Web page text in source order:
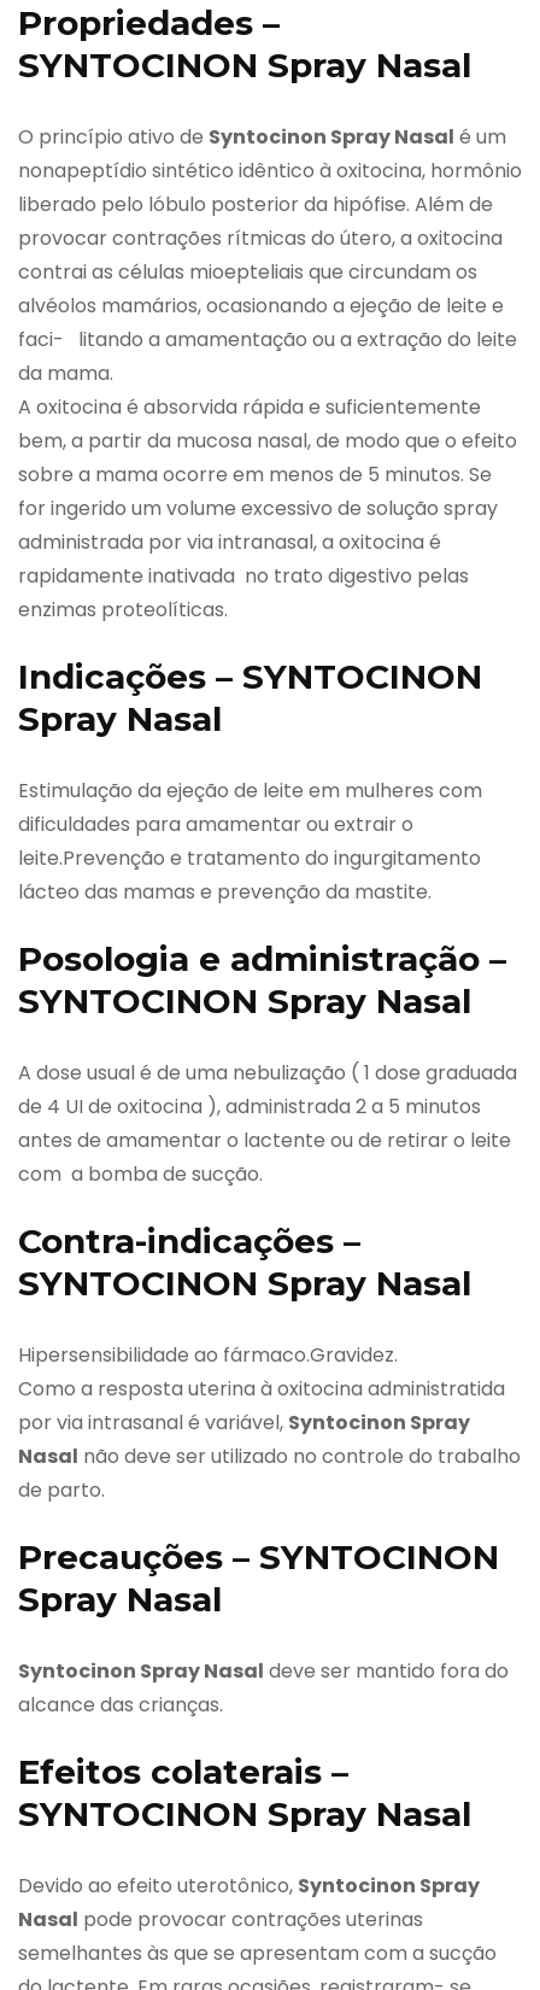
Propriedades –
SYNTOCINON Spray Nasal
O princípio ativo de Syntocinon Spray Nasal é um
nonapeptídio sintético idêntico à oxitocina, hormônio
liberado pelo lóbulo posterior da hipófise. Além de
provocar contrações rítmicas do útero, a oxitocina
contrai as células mioepteliais que circundam os
alvéolos mamários, ocasionando a ejeção de leite e
faci- litando a amamentação ou a extração do leite
da mama.
A oxitocina é absorvida rápida e suficientemente
bem, a partir da mucosa nasal, de modo que o efeito
sobre a mama ocorre em menos de 5 minutos. Se
for ingerido um volume excessivo de solução spray
administrada por via intranasal, a oxitocina é
rapidamente inativada no trato digestivo pelas
enzimas proteolíticas.
Indicações – SYNTOCINON
Spray Nasal
Estimulação da ejeção de leite em mulheres com
dificuldades para amamentar ou extrair o
leite.Prevenção e tratamento do ingurgitamento
lácteo das mamas e prevenção da mastite.
Posologia e administração –
SYNTOCINON Spray Nasal
A dose usual é de uma nebulização ( 1 dose graduada
de 4 UI de oxitocina ), administrada 2 a 5 minutos
antes de amamentar o lactente ou de retirar o leite
com a bomba de sucção.
Contra-indicações –
SYNTOCINON Spray Nasal
Hipersensibilidade ao fármaco.Gravidez.
Como a resposta uterina à oxitocina administratida
por via intrasanal é variável, Syntocinon Spray
Nasal não deve ser utilizado no controle do trabalho
de parto.
Precauções – SYNTOCINON
Spray Nasal
Syntocinon Spray Nasal deve ser mantido fora do
alcance das crianças.
Efeitos colaterais –
SYNTOCINON Spray Nasal
Devido ao efeito uterotônico, Syntocinon Spray
Nasal pode provocar contrações uterinas
semelhantes às que se apresentam com a sucção